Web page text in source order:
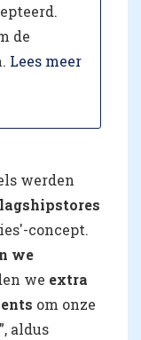
de
Lees meer
werden
concept.
we
we extra
om onze
aldus